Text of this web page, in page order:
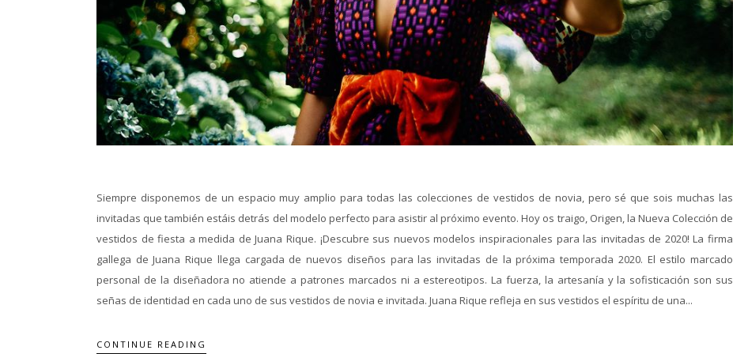
Siempre disponemos de un espacio muy amplio para todas las colecciones de vestidos de novia, pero sé que sois muchas las
invitadas que también estáis detrás del modelo perfecto para asistir al próximo evento. Hoy os traigo, Origen, la Nueva Colección de
vestidos de fiesta a medida de Juana Rique. ¡Descubre sus nuevos modelos inspiracionales para las invitadas de 2020! La firma
gallega de Juana Rique llega cargada de nuevos diseños para las invitadas de la próxima temporada 2020. El estilo marcado
personal de la diseñadora no atiende a patrones marcados ni a estereotipos. La fuerza, la artesanía y la sofisticación son sus
señas de identidad en cada uno de sus vestidos de novia e invitada. Juana Rique refleja en sus vestidos el espíritu de una...
CONTINUE READING